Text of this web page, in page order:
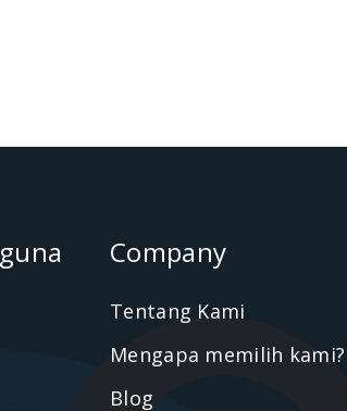
Company
Tentang Kami
Mengapa memilih kami?
Blog